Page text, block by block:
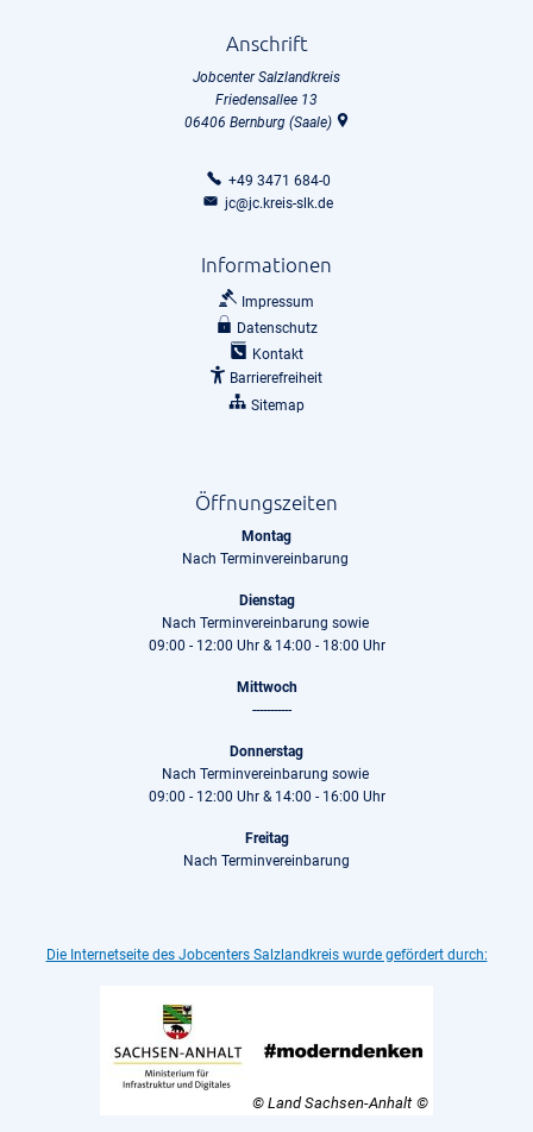
Anschrift
Jobcenter Salzlandkreis
Friedensallee 13
06406 Bernburg (Saale)
+49 3471 684-0
jc@jc.kreis-slk.de
Informationen
Impressum
Datenschutz
Kontakt
Barrierefreiheit
Sitemap
Öffnungszeiten
Montag
Nach Terminvereinbarung
Dienstag
Nach Terminvereinbarung sowie
09:00 - 12:00 Uhr & 14:00 - 18:00 Uhr
Mittwoch
-----------
Donnerstag
Nach Terminvereinbarung sowie
09:00 - 12:00 Uhr & 14:00 - 16:00 Uhr
Freitag
Nach Terminvereinbarung
Die Internetseite des Jobcenters Salzlandkreis wurde gefördert durch:
© Land Sachsen-Anhalt